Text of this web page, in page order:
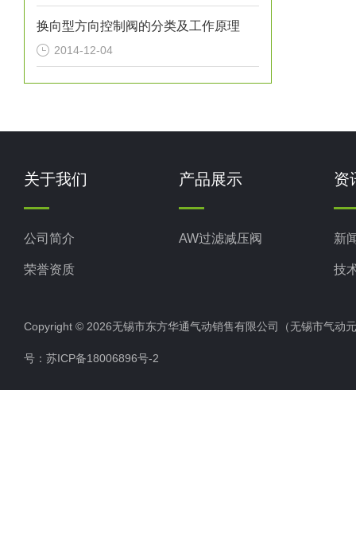
换向型方向控制阀的分类及工作原理
2014-12-04
关于我们
公司简介
荣誉资质
产品展示
AW过滤减压阀
资
新
技
Copyright © 2026无锡市东方华通气动销售有限公司（无锡市气
号： 苏ICP备18006896号-2